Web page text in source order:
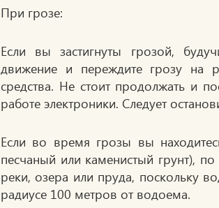
При грозе:
Если вы застигнуты грозой,
движение и переждите грозу на
средства. Не стоит продолжать и
работе электроники. Следует
Если во время грозы вы
песчаный или каменистый грунт),
реки, озера или пруда, поскольку
радиусе 100